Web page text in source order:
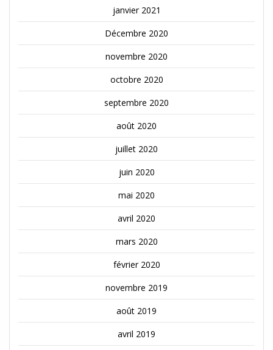
janvier 2021
Décembre 2020
novembre 2020
octobre 2020
septembre 2020
août 2020
juillet 2020
juin 2020
mai 2020
avril 2020
mars 2020
février 2020
novembre 2019
août 2019
avril 2019